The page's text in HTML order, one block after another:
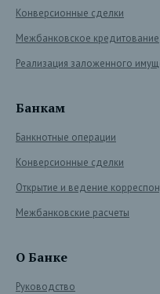
Конверсионные сделки
Межбанковское кредитование
Реализация заложенного
Банкам
Банкнотные операции
Конверсионные сделки
Открытие и ведение
Межбанковские расчеты
О Банке
Руководство